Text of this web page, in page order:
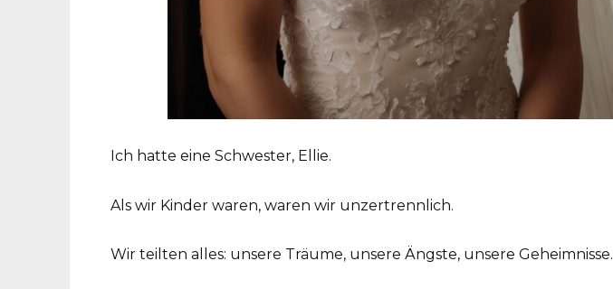
Ich hatte eine Schwester, Ellie.
Als wir Kinder waren, waren wir unzertrennlich.
Wir teilten alles: unsere Träume, unsere Ängste, unsere Geheimnisse.